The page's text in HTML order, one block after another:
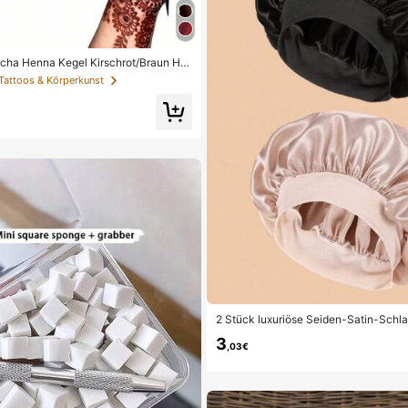
Henna Kegel Kirschrot/Braun He
temporäre Tattoo Kunst, geei
Körperkunst und Tattoo Designs
& Körperkunst
2 Stück luxuriöse Seiden-Satin-
für die ganze Nacht, Haarpflege,
3 ,03€